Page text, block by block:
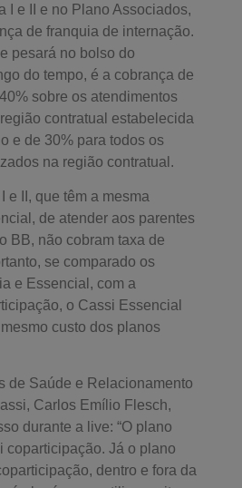
I e II e no Plano Associados,
de franquia de internação.
pesará no bolso do
do tempo, é a cobrança de
sobre os atendimentos
contratual estabelecida
e de 30% para todos os
na região contratual.
e II, que têm a mesma
de atender aos parentes
BB, não cobram taxa de
se comparado os
e Essencial, com a
o Cassi Essencial
custo dos planos
de Saúde e Relacionamento
Carlos Emílio Flesch,
durante a live: “O plano
coparticipação. Já o plano
dentro e fora da